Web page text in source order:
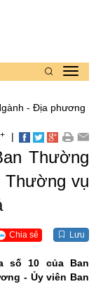
- Địa phương
+ |
Thường
Thường vụ
Chia sẻ Lưu
số 10 của Ban
- Ủy viên Ban